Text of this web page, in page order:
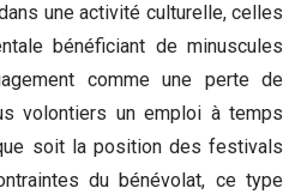
une activité culturelle, celles
bénéficiant de minuscules
comme une perte de
volontiers un emploi à temps
soit la position des festivals
du bénévolat, ce type